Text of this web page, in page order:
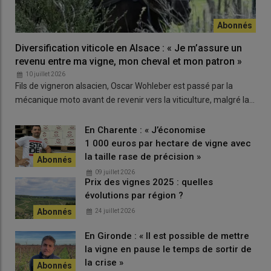
Quelles sont les causes ?
L’an dernier, nous avons eu peu d’ensoleillement. Peut-être
cela joue-t-il. Ou le yo-yo des températures, quand on a un
épisode chaud suivi d’un froid. L’instabilité du climat joue peut-
être un rôle.
Lire aussi :Des phénomènes de filage des vignes
inhabituels en Val de Loire
Que testez-vous pour limiter ce
phénomène ?
Depuis cette année, nous expérimentons plusieurs choses au
sein de Terra Mea. Tout d’abord, nous sommes allés
questionner les producteurs de raisin de table et ils
Diversification viticole en Alsace : « Je m’assure un
revenu entre ma vigne, mon cheval et mon patron »
10 juillet 2026
Fils de vigneron alsacien, Oscar Wohleber est passé par la
mécanique moto avant de revenir vers la viticulture, malgré la…
En Charente : « J’économise
1 000 euros par hectare de vigne avec
la taille rase de précision »
09 juillet 2026
Prix des vignes 2025 : quelles
évolutions par région ?
24 juillet 2026
En Gironde : « Il est possible de mettre
la vigne en pause le temps de sortir de
la crise »